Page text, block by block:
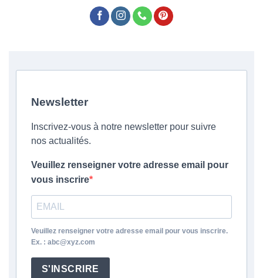
Newsletter
Inscrivez-vous à notre newsletter pour suivre
nos actualités.
Veuillez renseigner votre adresse email pour
vous inscrire
Veuillez renseigner votre adresse email pour vous inscrire.
Ex. : abc@xyz.com
S'INSCRIRE